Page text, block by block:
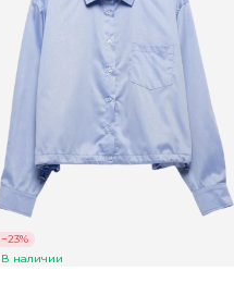
−23%
В наличии